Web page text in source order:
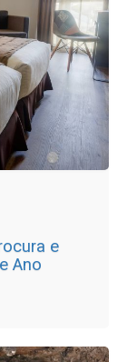
e
Ano